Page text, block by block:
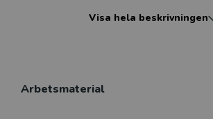
perspektiv. Böckerna är rikligt
hitta. Koll på arbetarrörelsen berättar
Visa hela beskrivningen
Arbetsmaterial